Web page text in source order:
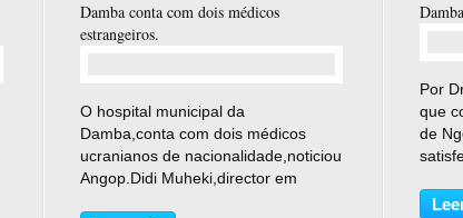
Damba conta com dois médicos
estrangeiros.
O hospital municipal da
Damba,conta com dois médicos
ucranianos de nacionalidade,noticiou
Angop.Didi Muheki,director em
Por
que
de